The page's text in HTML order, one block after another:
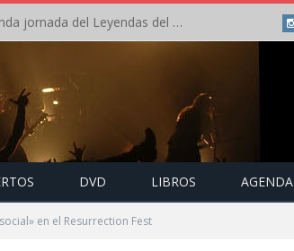
Crónica: Arch Enemy brilla en la segunda jornada del Leyendas del Rock – Jueves – Agosto 2026
DVD LIBROS AGENDA
en el Resurrection Fest